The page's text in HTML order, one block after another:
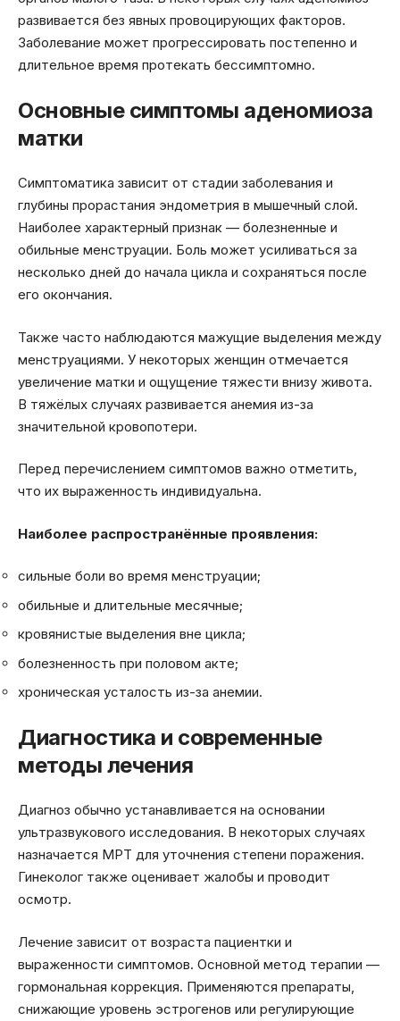
развивается без явных провоцирующих факторов.
Заболевание может прогрессировать постепенно и
длительное время протекать бессимптомно.
Основные симптомы аденомиоза
матки
Симптоматика зависит от стадии заболевания и
глубины прорастания эндометрия в мышечный слой.
Наиболее характерный признак — болезненные и
обильные менструации. Боль может усиливаться за
несколько дней до начала цикла и сохраняться после
его окончания.
Также часто наблюдаются мажущие выделения между
менструациями. У некоторых женщин отмечается
увеличение матки и ощущение тяжести внизу живота.
В тяжёлых случаях развивается анемия из-за
значительной кровопотери.
Перед перечислением симптомов важно отметить,
что их выраженность индивидуальна.
Наиболее распространённые проявления:
сильные боли во время менструации;
обильные и длительные месячные;
кровянистые выделения вне цикла;
болезненность при половом акте;
хроническая усталость из-за анемии.
Диагностика и современные
методы лечения
Диагноз обычно устанавливается на основании
ультразвукового исследования. В некоторых случаях
назначается МРТ для уточнения степени поражения.
Гинеколог также оценивает жалобы и проводит
осмотр.
Лечение зависит от возраста пациентки и
выраженности симптомов. Основной метод терапии —
гормональная коррекция. Применяются препараты,
снижающие уровень эстрогенов или регулирующие